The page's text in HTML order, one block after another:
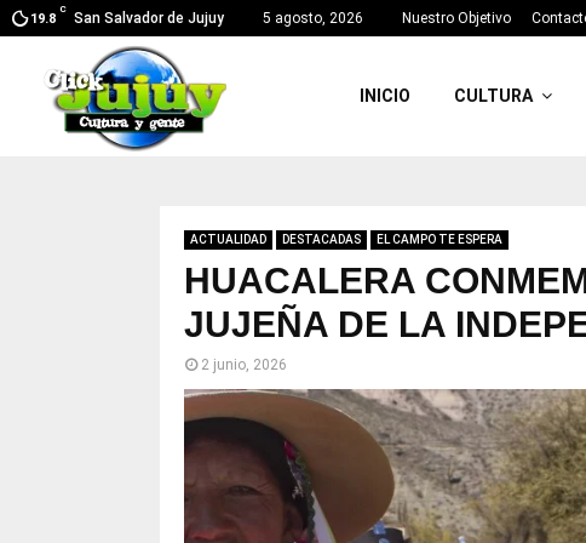
19.8
C
San Salvador de Jujuy 5 agosto, 2026 Nuestro Objetivo
INICIO CULTURA
ACTUALIDAD DESTACADAS EL CAMPO TE ESPERA
HUACALERA
JUJEÑA DE LA
2 junio, 2026